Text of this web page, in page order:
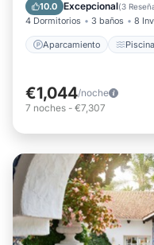
10.0 Excepcional(3
4 Dormitorios 3 baños 8
Aparcamiento Piscina
€1,044/noche
7 noches - €7,307